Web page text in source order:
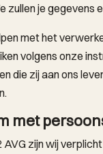
zullen je gegevens
met het
volgens onze
die zij aan ons
met
AVG zijn wij